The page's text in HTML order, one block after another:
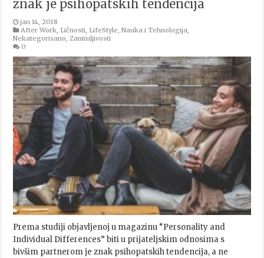
znak je psihopatskih tendencija
jan 14, 2018
After Work, Ličnosti, LifeStyle,Nauka i Tehnologija,
Nekategorisano,Zanimljivosti
0
Prema studiji objavljenoj u magazinu “Personality and
Individual Differences” biti u prijateljskim odnosima s
bivšim partnerom je znak psihopatskih tendencija, a ne